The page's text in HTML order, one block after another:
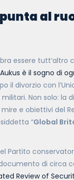
al
essere tutt’altro
è il sogno di
il divorzio con
Non solo: la
e obiettivi del
“Global
Partito
di circa
Review of